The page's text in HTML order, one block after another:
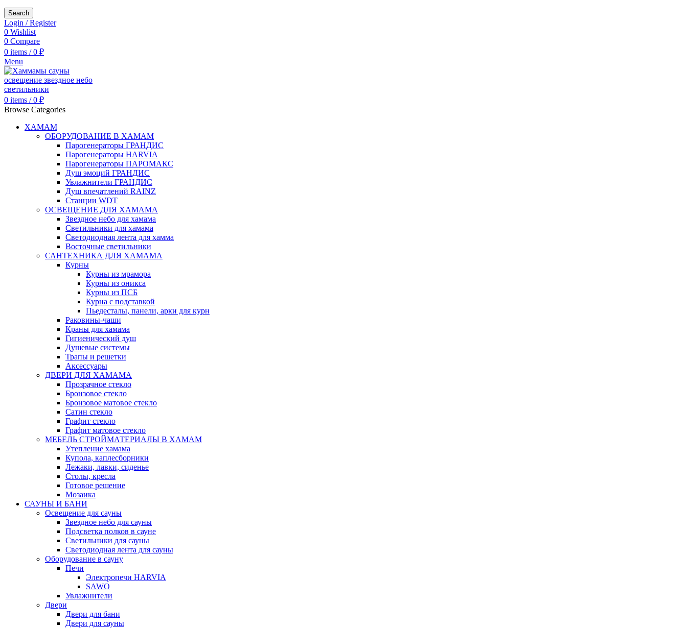
Search
Login / Register
0 Wishlist
0 Compare
0 items / 0 ₽
Menu
0 items / 0 ₽
Browse Categories
ХАМАМ
ОБОРУДОВАНИЕ В ХАМАМ
Парогенераторы ГРАНДИС
Парогенераторы HARVIA
Парогенераторы ПАРОМАКС
Душ эмоций ГРАНДИС
Увлажнители ГРАНДИС
Душ впечатлений RAINZ
Станции WDT
ОСВЕЩЕНИЕ ДЛЯ ХАМАМА
Звездное небо для хамама
Светильники для хамама
Светодиодная лента для хамма
Восточные светильники
САНТЕХНИКА ДЛЯ ХАМАМА
Курны
Курны из мрамора
Курны из оникса
Курны из ПСБ
Курна с подставкой
Пьедесталы, панели, арки для курн
Раковины-чаши
Краны для хамама
Гигиенический душ
Душевые системы
Трапы и решетки
Аксессуары
ДВЕРИ ДЛЯ ХАМАМА
Прозрачное стекло
Бронзовое стекло
Бронзовое матовое стекло
Сатин стекло
Графит стекло
Графит матовое стекло
МЕБЕЛЬ СТРОЙМАТЕРИАЛЫ В ХАМАМ
Утепление хамама
Купола, каплесборники
Лежаки, лавки, сиденье
Столы, кресла
Готовое решение
Мозаика
САУНЫ И БАНИ
Освещение для сауны
Звездное небо для сауны
Подсветка полков в сауне
Светильники для сауны
Светодиодная лента для сауны
Оборудование в сауну
Печи
Электропечи HARVIA
SAWO
Увлажнители
Двери
Двери для бани
Двери для сауны